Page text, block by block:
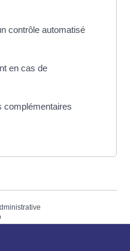
contrôle automatisé
en cas de
complémentaires